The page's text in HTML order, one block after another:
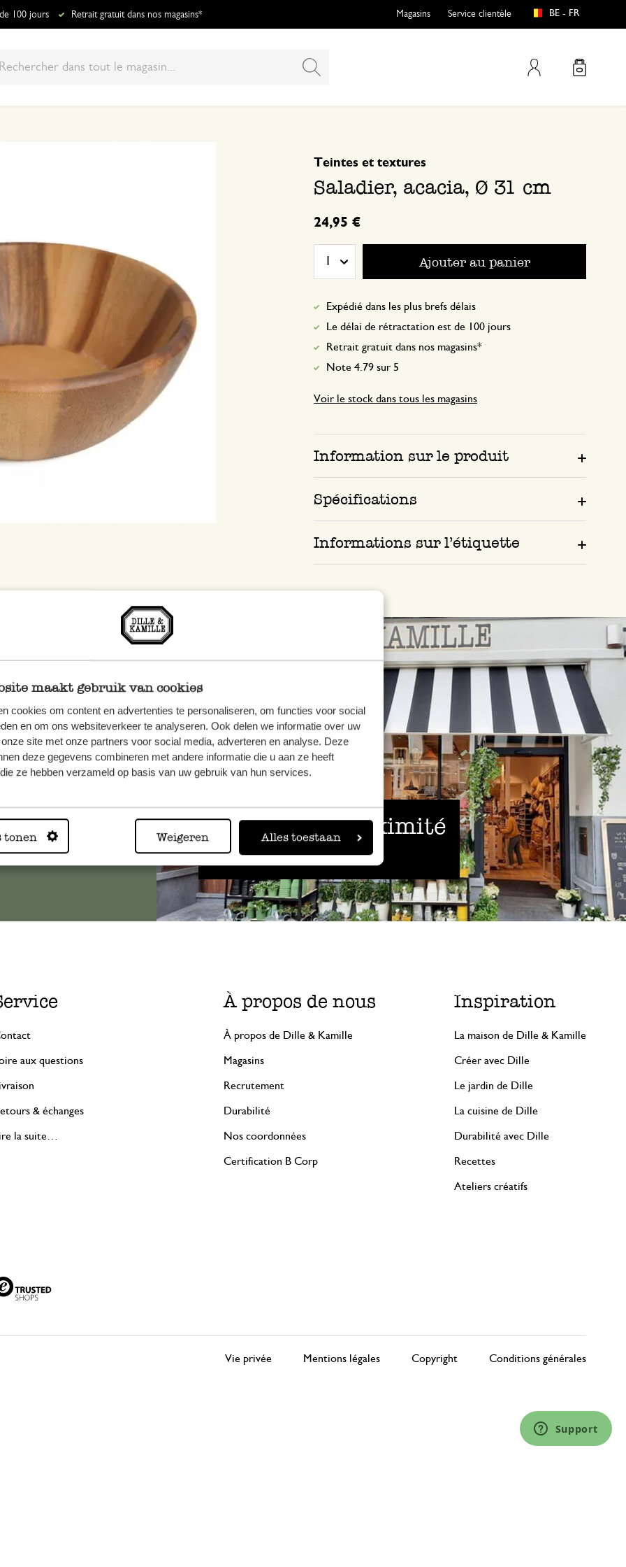
maakt gebruik van cookies
cookies om content en advertenties te personaliseren, om functies voor social
en om ons websiteverkeer te analyseren. Ook delen we informatie over uw
site met onze partners voor social media, adverteren en analyse. Deze
deze gegevens combineren met andere informatie die u aan ze heeft
ze hebben verzameld op basis van uw gebruik van hun services.
tonen Weigeren Alles toestaan
100 jours Retrait gratuit dans nos magasins*
Mon compte
Magasins Service clientèle BE - FR
Saladier, acacia, Ø 31 cm
Teintes et textures
24,95 €
Ajouter au panier
Expédié dans les plus brefs délais
Le délai de rétractation est de 100 jours
Retrait gratuit dans nos magasins*
Note 4.79 sur 5
Voir le stock dans tous les magasins
Information sur le produit
Spécifications
Informations sur l’étiquette
Toujours à proximité
Voir les 62 magasins
veuillez
.
aux questions
& échanges
la suite…
À propos de nous
À propos de Dille & Kamille
Magasins
Recrutement
Durabilité
Nos coordonnées
Certification B Corp
Inspiration
La maison de Dille & Kamille
Créer avec Dille
Le jardin de Dille
La cuisine de Dille
Durabilité avec Dille
Recettes
Ateliers créatifs
Vie privée Mentions légales Copyright Conditions générales
Support